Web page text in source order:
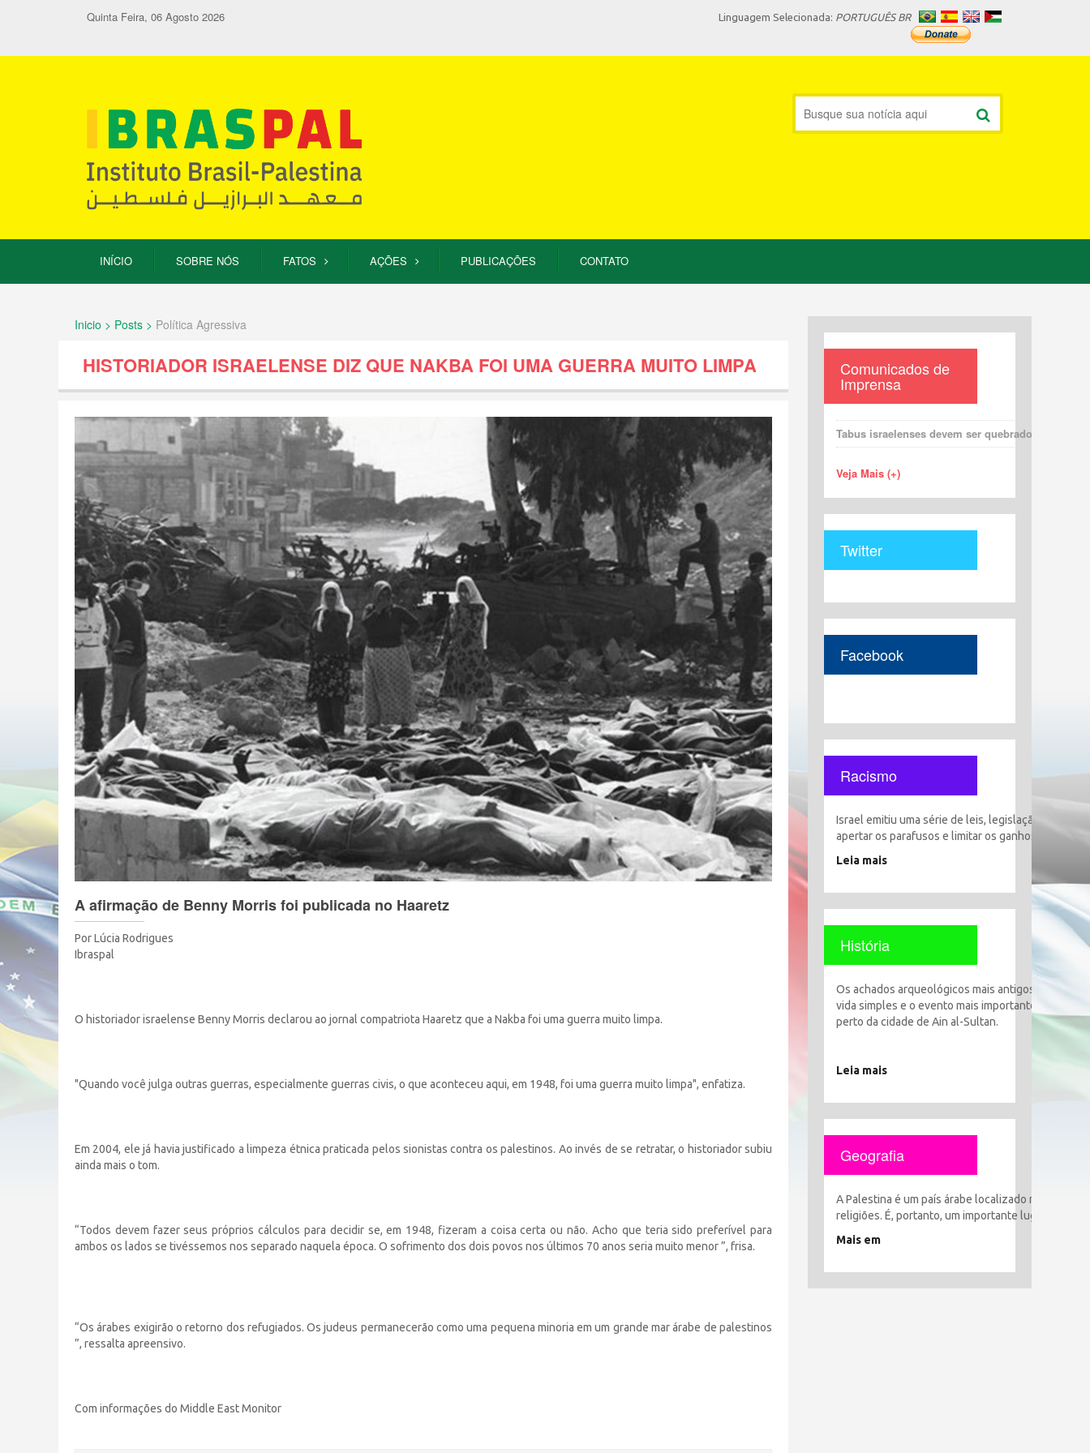
Quinta Feira, 06 Agosto 2026 Linguagem Selecionada: PORTUGUÊS BR
INÍCIO SOBRE NÓS FATOS AÇÕES PUBLICAÇÕES CONTATO
Inicio > Posts > Política Agressiva
HISTORIADOR ISRAELENSE DIZ QUE NAKBA FOI UMA GUERRA MUITO LIMPA
A afirmação de Benny Morris foi publicada no Haaretz
Por Lúcia Rodrigues
Ibraspal
O historiador israelense Benny Morris declarou ao jornal compatriota Haaretz que a Nakba foi uma guerra muito limpa.
"Quando você julga outras guerras, especialmente guerras civis, o que aconteceu aqui, em 1948, foi uma guerra muito limpa", enfatiza.
Em 2004, ele já havia justificado a limpeza étnica praticada pelos sionistas contra os palestinos. Ao invés de se retratar, o historiador subiu
ainda mais o tom.
“Todos devem fazer seus próprios cálculos para decidir se, em 1948, fizeram a coisa certa ou não. Acho que teria sido preferível para
ambos os lados se tivéssemos nos separado naquela época. O sofrimento dos dois povos nos últimos 70 anos seria muito menor ”, frisa.
“Os árabes exigirão o retorno dos refugiados. Os judeus permanecerão como uma pequena minoria em um grande mar árabe de palestinos
”, ressalta apreensivo.
Com informações do Middle East Monitor
Comunicados de
Imprensa
Tabus israelenses devem ser quebrados para
Veja Mais (+)
Twitter
Facebook
Racismo
Israel emitiu uma série de leis, legislação e
apertar os parafusos e limitar os ganhos,
Leia mais
História
Os achados arqueológicos mais antigos
vida simples e o evento mais importante foi o
perto da cidade de Ain al-Sultan.
Leia mais
Geografia
A Palestina é um país árabe localizado no
religiões. É, portanto, um importante lugar
Mais em